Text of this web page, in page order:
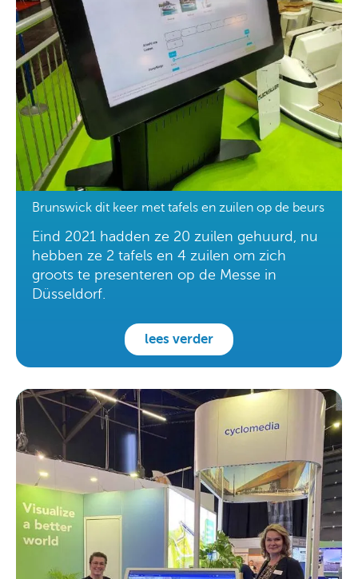
Brunswick dit keer met tafels en zuilen op de beurs
Eind 2021 hadden ze 20 zuilen gehuurd, nu
hebben ze 2 tafels en 4 zuilen om zich
groots te presenteren op de Messe in
Düsseldorf.
lees verder